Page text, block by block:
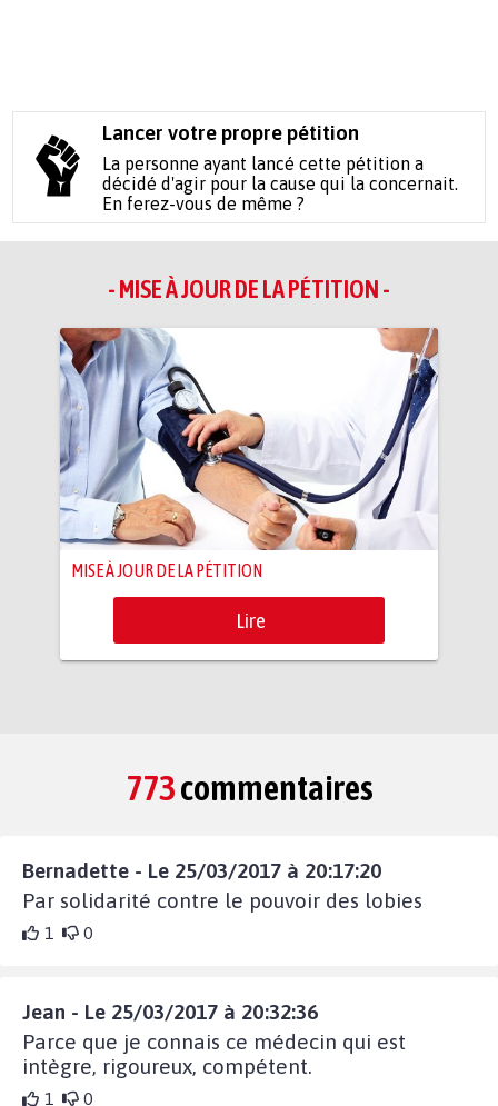
Lancer votre propre pétition
La personne ayant lancé cette pétition a
décidé d'agir pour la cause qui la concernait.
En ferez-vous de même ?
- MISE À JOUR DE LA PÉTITION -
MISE À JOUR DE LA PÉTITION
Lire
773commentaires
Bernadette - Le 25/03/2017 à 20:17:20
Par solidarité contre le pouvoir des lobies
1 0
Jean - Le 25/03/2017 à 20:32:36
Parce que je connais ce médecin qui est
intègre, rigoureux, compétent.
1 0